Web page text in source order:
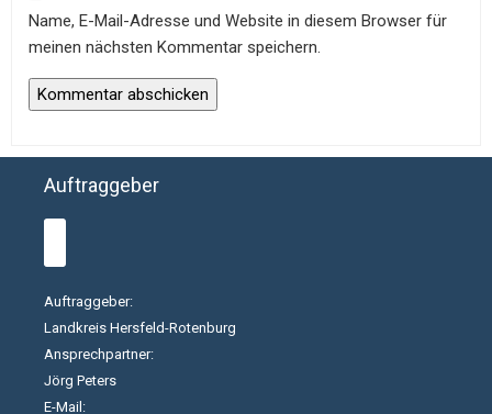
Name, E-Mail-Adresse und Website in diesem Browser für
meinen nächsten Kommentar speichern.
Auftraggeber
Auftraggeber:
Landkreis Hersfeld-Rotenburg
Ansprechpartner:
Jörg Peters
E-Mail: